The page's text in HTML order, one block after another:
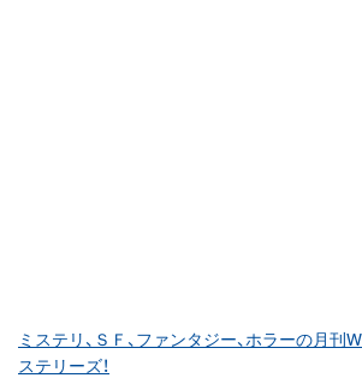
ミステリ、ＳＦ、ファンタジー、ホラーの月刊
ステリーズ！